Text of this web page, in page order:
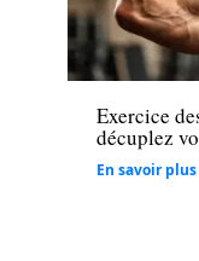
Loisirs
Exercice
décuplez
En savoir plus